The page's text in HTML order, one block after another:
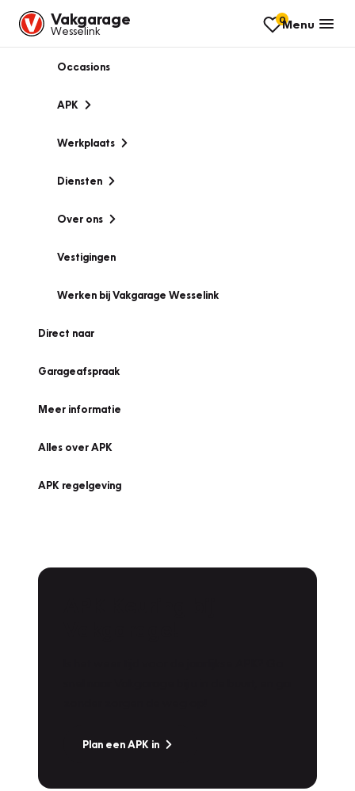
Vakgarage
Wesselink
0Menu
Occasions
APK
Werkplaats
Diensten
Over ons
Vestigingen
Werken bij Vakgarage Wesselink
Direct naar
Garageafspraak
Meer informatie
Alles over APK
APK regelgeving
Plan een APK in